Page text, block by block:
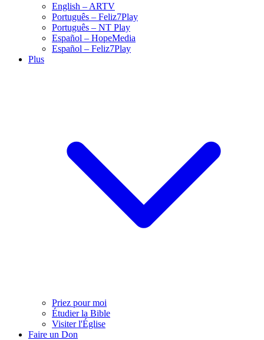
English – ARTV
Português – Feliz7Play
Português – NT Play
Español – HopeMedia
Español – Feliz7Play
Plus
Priez pour moi
Étudier la Bible
Visiter l'Église
Faire un Don